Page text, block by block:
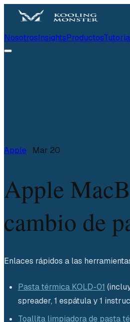
NosotrosInsightsProductos
Apple Mar 20
Apple
cambio de
Enlaces rápidos a las
Pasta térmica KOLD-01
spreader, 1 espátula y 1
Toallita limpiadora de pasta